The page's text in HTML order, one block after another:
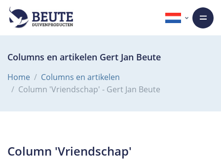
Columns en artikelen Gert Jan Beute
Home
Columns en artikelen
Column 'Vriendschap' - Gert Jan Beute
Column 'Vriendschap'